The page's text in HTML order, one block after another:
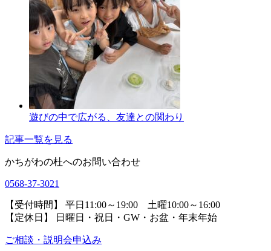
遊びの中で広がる、友達との関わり
記事一覧を見る
かちがわの杜へのお問い合わせ
0568-37-3021
【受付時間】 平日11:00～19:00 土曜10:00～16:00
【定休日】 日曜日・祝日・GW・お盆・年末年始
ご相談・説明会申込み